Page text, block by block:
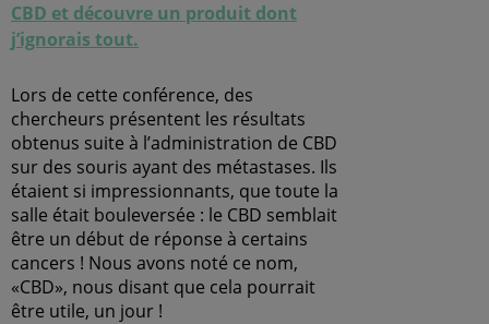
CBD et découvre un produit dont
j’ignorais tout.
Lors de cette conférence, des
chercheurs présentent les résultats
obtenus suite à l’administration de CBD
sur des souris ayant des métastases. Ils
étaient si impressionnants, que toute la
salle était bouleversée : le CBD semblait
être un début de réponse à certains
cancers ! Nous avons noté ce nom,
«CBD», nous disant que cela pourrait
être utile, un jour !